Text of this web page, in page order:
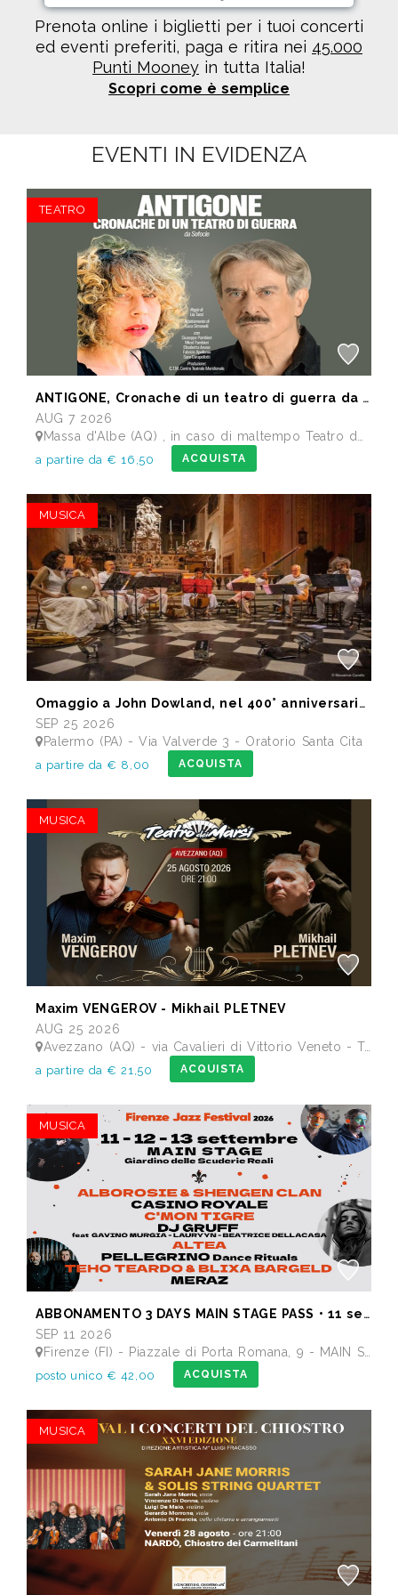
Prenota online i biglietti per i tuoi concerti
ed eventi preferiti, paga e ritira nei 45.000
Punti Mooney in tutta Italia!
Scopri come è semplice
EVENTI IN EVIDENZA
TEATRO
ANTIGONE, Cronache di un teatro di guerra da Sofocle
AUG 7 2026
Massa d'Albe (AQ) , in caso di maltempo Teatro dei Marsi Avezzano AQ - Anfiteatro Romano di Alba Fucens
a partire da € 16,50 ACQUISTA
MUSICA
Omaggio a John Dowland, nel 400° anniversario della morte
SEP 25 2026
Palermo (PA) - Via Valverde 3 - Oratorio Santa Cita
a partire da € 8,00 ACQUISTA
MUSICA
Maxim VENGEROV - Mikhail PLETNEV
AUG 25 2026
Avezzano (AQ) - via Cavalieri di Vittorio Veneto - Teatro dei Marsi
a partire da € 21,50 ACQUISTA
MUSICA
ABBONAMENTO 3 DAYS MAIN STAGE PASS • 11 settembre: Alborosie & Shengen Clan, DJ Gruff feat Gavino Murgia - Lauryyn - Beatrice Dellacasa, after party Dj Gruff • 12 settembre: Altea, Pellegrino, Casino Royale • 13 settembre: Meraz, Teho Teardo & Blixa Bargeld, C'Mon Tigre
SEP 11 2026
Firenze (FI) - Piazzale di Porta Romana, 9 - MAIN STAGE - Giardino delle Scuderie Reali
posto unico € 42,00 ACQUISTA
MUSICA